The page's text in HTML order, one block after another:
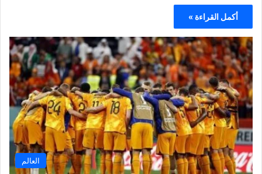
أكمل القراءة »
العالم